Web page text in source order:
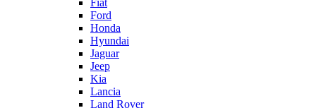
Fiat
Ford
Honda
Hyundai
Jaguar
Jeep
Kia
Lancia
Land Rover